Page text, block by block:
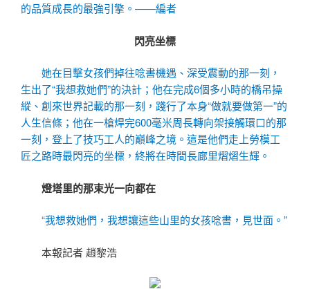
的品質成長的最強引擎。——編者
閃亮坐標
她在目擊女孩們掉往唸書機遇、深受震動的那一刻，
生出了“我想救她們”的決計；他在完成6個多小時的橋吊操
縱、創來世界記載的那一刻，踐行了本身“做就要做第一”的
人生信條；他在一槍焊完600毫米周長轉向架接觸環口的那
一刻，登上了技巧工人的巔峰之境。這是他們走上勞模工
匠之路時最閃亮的坐標，終將在時間長廊里熠熠生輝。
燈塔里的那束光一向都在
“我想救她們，我想讓這些山里的女孩唸書，見世面。”
本報記者 趙黎浩